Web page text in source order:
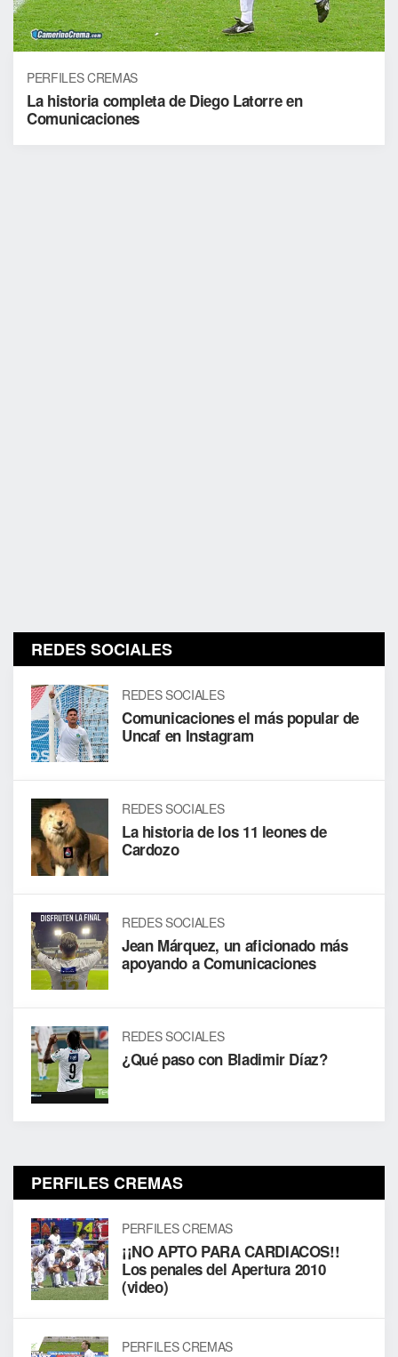
PERFILES CREMAS
La historia completa de Diego Latorre en
Comunicaciones
REDES SOCIALES
REDES SOCIALES
Comunicaciones el más popular de
Uncaf en Instagram
REDES SOCIALES
La historia de los 11 leones de
Cardozo
REDES SOCIALES
Jean Márquez, un aficionado más
apoyando a Comunicaciones
REDES SOCIALES
¿Qué paso con Bladimir Díaz?
PERFILES CREMAS
PERFILES CREMAS
¡¡NO APTO PARA CARDIACOS!!
Los penales del Apertura 2010
(video)
PERFILES CREMAS